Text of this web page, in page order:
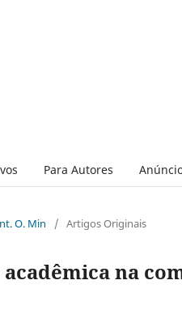
Para Autores
O. Min / Artigos Originais
na